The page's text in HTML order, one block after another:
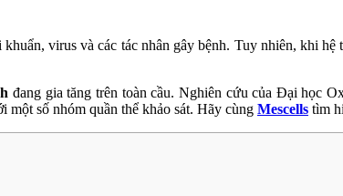
virus và các tác nhân gây bệnh. Tuy nhiên, khi
đang gia tăng trên toàn cầu. Nghiên cứu của Đại học
một số nhóm quần thể khảo sát. Hãy cùng Mescells tìm